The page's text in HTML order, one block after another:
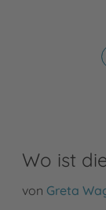
Wo ist
von Greta